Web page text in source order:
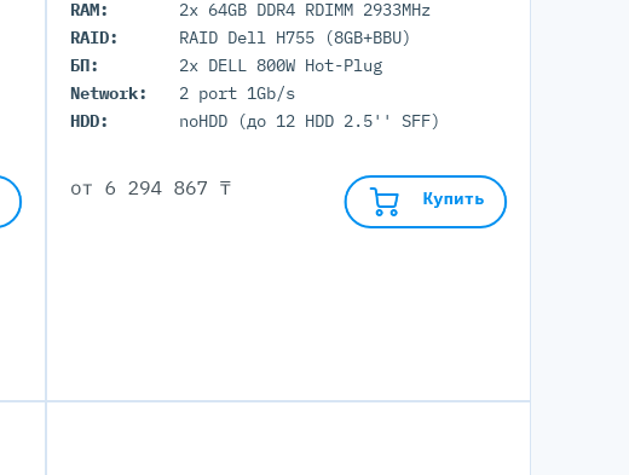
RAM:
2x 64GB DDR4 RDIMM 2933MHz
RAID:
RAID Dell H755 (8GB+BBU)
БП:
2x DELL 800W Hot-Plug
Network:
2 port 1Gb/s
HDD:
noHDD (до 12 HDD 2.5'' SFF)
от 6 294 867 ₸ Купить